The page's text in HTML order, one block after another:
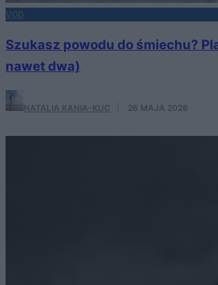
VOD
Szukasz powodu do śmiechu?
nawet dwa)
NATALIA KANIA-KUC 26 MAJA 2026